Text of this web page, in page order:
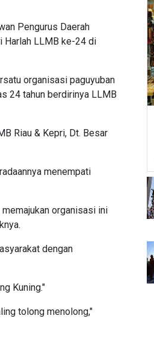
Pengurus Daerah
Harlah LLMB ke-24 di
organisasi paguyuban
24 tahun berdirinya LLMB
Riau & Kepri, Dt. Besar
menempati
organisasi ini
dengan
Kuning."
tolong menolong,"